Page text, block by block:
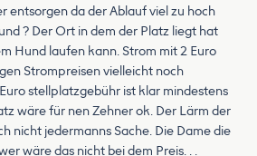
entsorgen da der Ablauf viel zu hoch
? Der Ort in dem der Platz liegt hat
Hund laufen kann. Strom mit 2 Euro
Strompreisen vielleicht noch
stellplatzgebühr ist klar mindestens
wäre für nen Zehner ok. Der Lärm der
nicht jedermanns Sache. Die Dame die
wäre das nicht bei dem Preis. . .